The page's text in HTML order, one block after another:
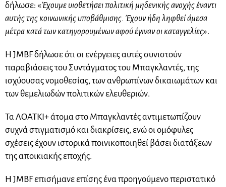
δήλωσε: «Έχουμε υιοθετήσει πολιτική μηδενικής ανοχής έναντι
αυτής της κοινωνικής υποβάθμισης. Έχουν ήδη ληφθεί άμεσα
μέτρα κατά των κατηγορουμένων αφού έγιναν οι καταγγελίες».
Η JMBF δήλωσε ότι οι ενέργειες αυτές συνιστούν
παραβιάσεις του Συντάγματος του Μπαγκλαντές, της
ισχύουσας νομοθεσίας, των ανθρωπίνων δικαιωμάτων και
των θεμελιωδών πολιτικών ελευθεριών.
Τα ΛΟΑΤΚΙ+ άτομα στο Μπαγκλαντές αντιμετωπίζουν
συχνά στιγματισμό και διακρίσεις, ενώ οι ομόφυλες
σχέσεις έχουν ιστορικά ποινικοποιηθεί βάσει διατάξεων
της αποικιακής εποχής.
Η JMBF επισήμανε επίσης ένα προηγούμενο περιστατικό